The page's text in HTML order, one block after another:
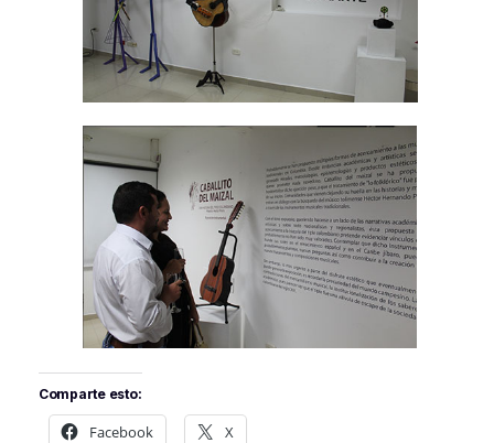
Comparte esto:
Facebook X